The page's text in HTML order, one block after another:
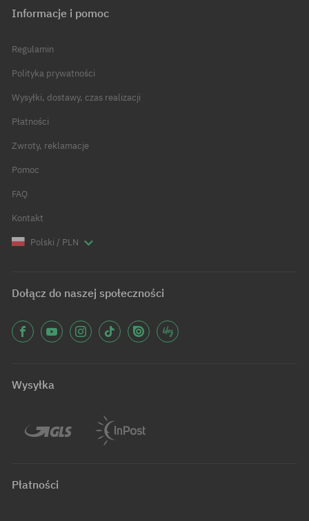
Informacje i pomoc
Regulamin
Polityka prywatności
Wysyłki, dostawy, czas realizacji
Płatności
Zwroty, reklamacje
Pomoc
FAQ
Kontakt
Polski / PLN
Dołącz do naszej społeczności
Wysyłka
Płatności